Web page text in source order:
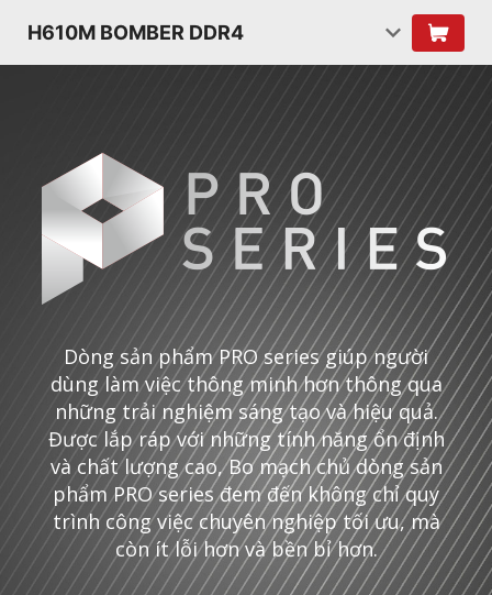
H610M BOMBER DDR4
Dòng sản phẩm PRO series giúp người
dùng làm việc thông minh hơn thông qua
những trải nghiệm sáng tạo và hiệu quả.
Được lắp ráp với những tính năng ổn định
và chất lượng cao, Bo mạch chủ dòng sản
phẩm PRO series đem đến không chỉ quy
trình công việc chuyên nghiệp tối ưu, mà
còn ít lỗi hơn và bền bỉ hơn.